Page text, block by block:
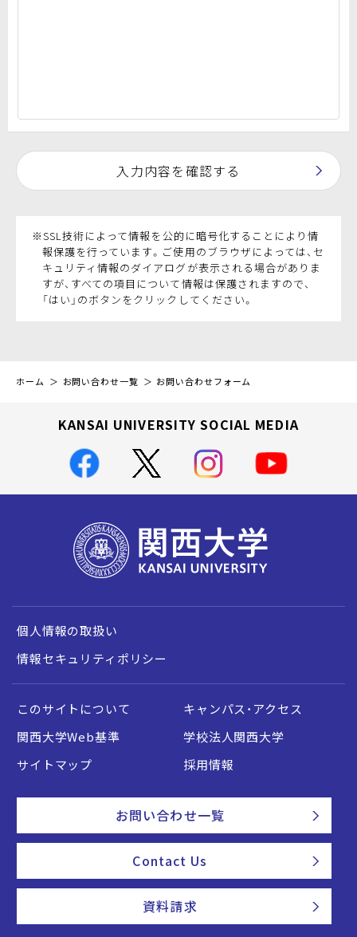
入力内容を確認する
※SSL技術によって情報を公的に暗号化することにより情
報保護を行っています。ご使用のブラウザによっては、セ
キュリティ情報のダイアログが表示される場合がありま
すが、すべての項目について情報は保護されますので、
「はい」のボタンをクリックしてください。
ホーム お問い合わせ一覧 お問い合わせフォーム
KANSAI UNIVERSITY SOCIAL MEDIA
個人情報の取扱い
情報セキュリティポリシー
このサイトについて
キャンパス・アクセス
関西大学Web基準
学校法人関西大学
サイトマップ
採用情報
お問い合わせ一覧
Contact Us
資料請求